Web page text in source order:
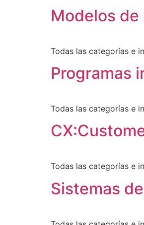
Modelos
Todas las categorías e
Programas
Todas las categorías e
Todas las categorías e
Sistemas